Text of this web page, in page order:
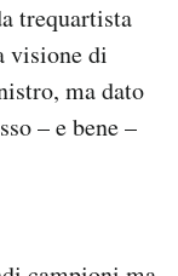
trequartista
visione di
ma dato
– e bene –